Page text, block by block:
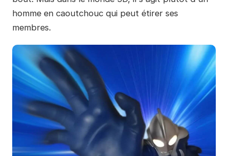
homme en caoutchouc qui peut étirer ses
membres.